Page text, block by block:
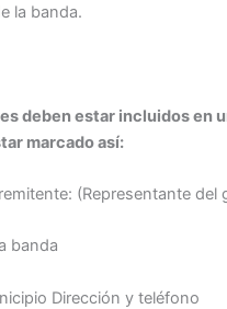
la banda.
deben estar incluidos en
marcado así:
(Representante del
banda
Dirección y teléfono